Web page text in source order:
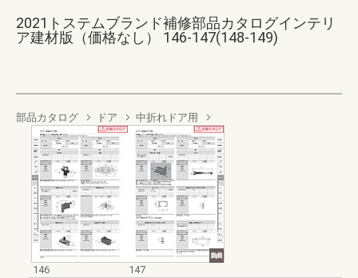
2021トステムブランド補修部品カタログインテリ
ア建材版（価格なし） 146-147(148-149)
部品カタログ ドア 中折れドア用
146
147